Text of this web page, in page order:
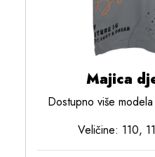
Majica
Dostupno više
Veličine: 110,